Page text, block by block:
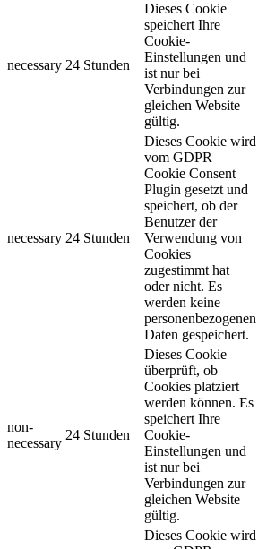
necessary 24 Stunden
Dieses Cookie
speichert Ihre
Cookie-
Einstellungen und
ist nur bei
Verbindungen zur
gleichen Website
gültig.
necessary 24 Stunden
Dieses Cookie wird
vom GDPR
Cookie Consent
Plugin gesetzt und
speichert, ob der
Benutzer der
Verwendung von
Cookies
zugestimmt hat
oder nicht. Es
werden keine
personenbezogenen
Daten gespeichert.
non-
necessary
24 Stunden
Dieses Cookie
überprüft, ob
Cookies platziert
werden können. Es
speichert Ihre
Cookie-
Einstellungen und
ist nur bei
Verbindungen zur
gleichen Website
gültig.
Dieses Cookie wird